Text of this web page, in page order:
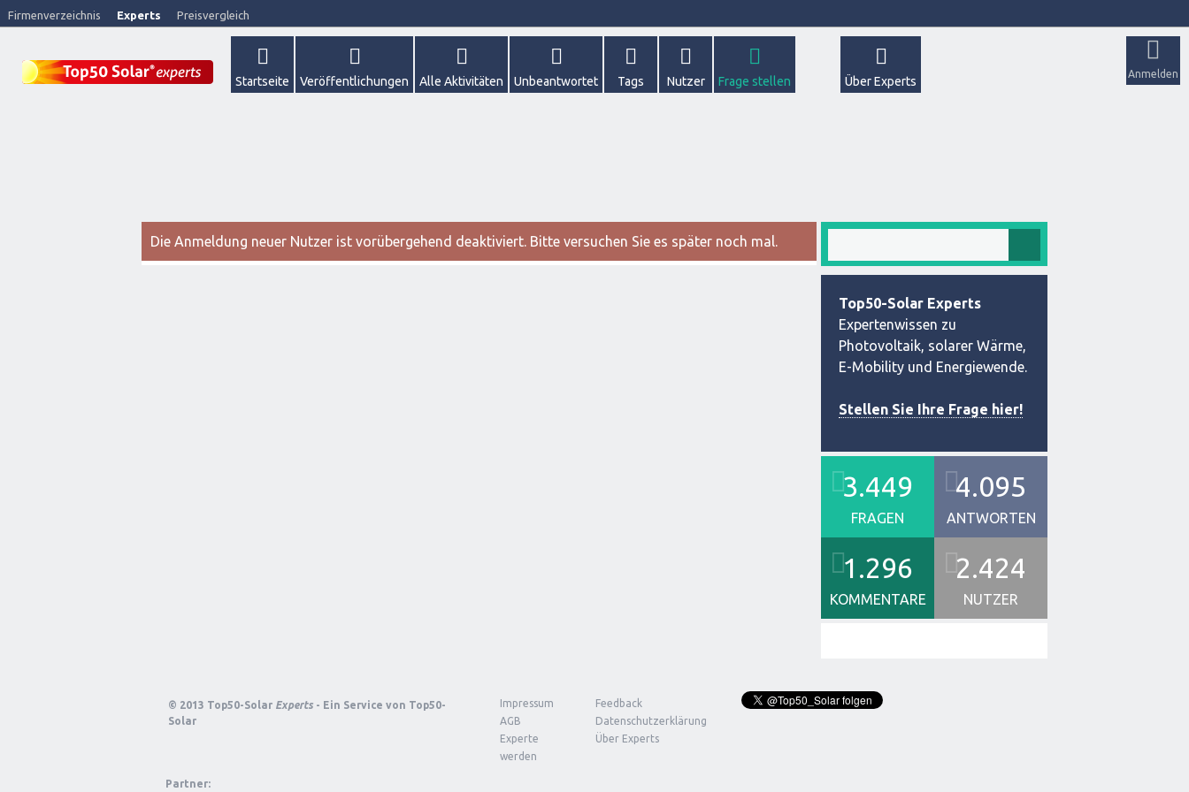
Firmenverzeichnis Experts Preisvergleich
Anmelden
Startseite Veröffentlichungen Alle Aktivitäten Unbeantwortet Tags Nutzer Frage stellen Über Experts
Die Anmeldung neuer Nutzer ist vorübergehend deaktiviert. Bitte versuchen Sie es später noch mal.
Top50-Solar Experts
Expertenwissen zu
Photovoltaik, solarer Wärme,
E-Mobility und Energiewende.
Stellen Sie Ihre Frage hier!
3.449
FRAGEN
4.095
ANTWORTEN
1.296
KOMMENTARE
2.424
NUTZER
© 2013 Top50-Solar Experts - Ein Service von Top50-
Solar
Impressum
Feedback
AGB
Datenschutzerklärung
Experte
werden
Über Experts
Partner: